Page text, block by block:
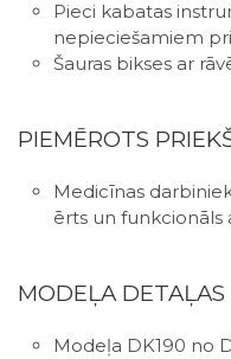
Pieci kabatas
nepieciešamiem
Šauras bikses ar
PIEMĒROTS
Medicīnas
ērts un funkcionāls
MODEĻA DETAĻAS
Modeļa DK190 no